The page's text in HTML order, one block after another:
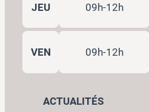
JEU 09h-12h
VEN 09h-12h
ACTUALITÉS